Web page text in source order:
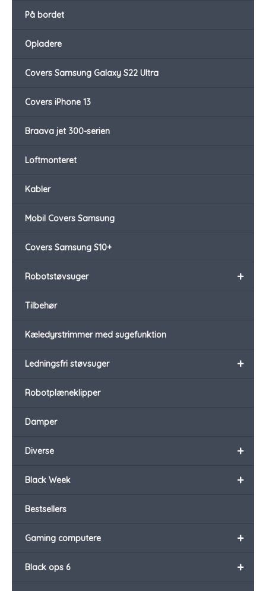
På bordet
Opladere
Covers Samsung Galaxy S22 Ultra
Covers iPhone 13
Braava jet 300-serien
Loftmonteret
Kabler
Mobil Covers Samsung
Covers Samsung S10+
+
Robotstøvsuger
Tilbehør
Kæledyrstrimmer med sugefunktion
+
Ledningsfri støvsuger
Robotplæneklipper
Damper
+
Diverse
+
Black Week
Bestsellers
+
Gaming computere
+
Black ops 6